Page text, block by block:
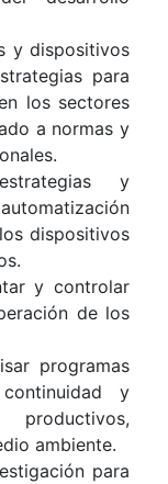
y dispositivos
para
los sectores
a normas y
y
dispositivos
y controlar
de los
programas
y
ambiente.
para